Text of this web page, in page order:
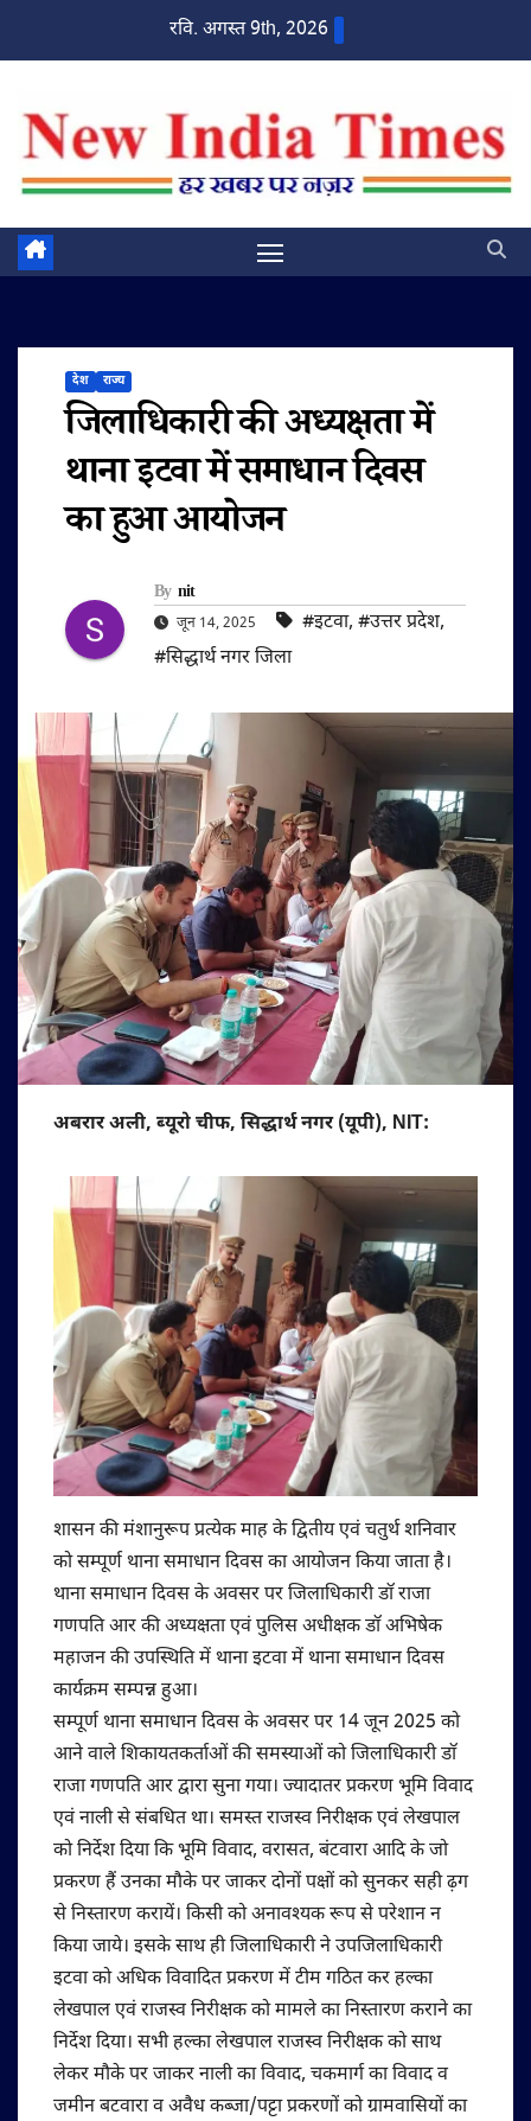
रवि. अगस्त 9th, 2026
देश राज्य
जिलाधिकारी की अध्यक्षता में
थाना इटवा में समाधान दिवस
का हुआ आयोजन
By nit
जून 14, 2025 #इटवा, #उत्तर प्रदेश,
#सिद्धार्थ नगर जिला
अबरार अली, ब्यूरो चीफ, सिद्धार्थ नगर (यूपी), NIT:
शासन की मंशानुरूप प्रत्येक माह के द्वितीय एवं चतुर्थ शनिवार
को सम्पूर्ण थाना समाधान दिवस का आयोजन किया जाता है।
थाना समाधान दिवस के अवसर पर जिलाधिकारी डाॅ राजा
गणपति आर की अध्यक्षता एवं पुलिस अधीक्षक डाॅ अभिषेक
महाजन की उपस्थिति में थाना इटवा में थाना समाधान दिवस
कार्यक्रम सम्पन्न हुआ।
सम्पूर्ण थाना समाधान दिवस के अवसर पर 14 जून 2025 को
आने वाले शिकायतकर्ताओं की समस्याओं को जिलाधिकारी डाॅ
राजा गणपति आर द्वारा सुना गया। ज्यादातर प्रकरण भूमि विवाद
एवं नाली से संबधित था। समस्त राजस्व निरीक्षक एवं लेखपाल
को निर्देश दिया कि भूमि विवाद, वरासत, बंटवारा आदि के जो
प्रकरण हैं उनका मौके पर जाकर दोनों पक्षों को सुनकर सही ढ़ग
से निस्तारण करायें। किसी को अनावश्यक रूप से परेशान न
किया जाये। इसके साथ ही जिलाधिकारी ने उपजिलाधिकारी
इटवा को अधिक विवादित प्रकरण में टीम गठित कर हल्का
लेखपाल एवं राजस्व निरीक्षक को मामले का निस्तारण कराने का
निर्देश दिया। सभी हल्का लेखपाल राजस्व निरीक्षक को साथ
लेकर मौके पर जाकर नाली का विवाद, चकमार्ग का विवाद व
जमीन बटवारा व अवैध कब्जा/पट्टा प्रकरणों को ग्रामवासियों का